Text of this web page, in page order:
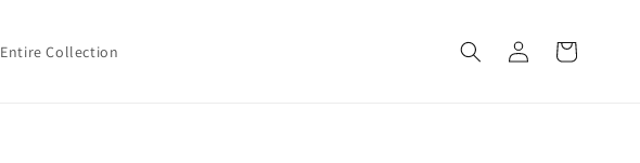
Entire Collection Connexion Panier